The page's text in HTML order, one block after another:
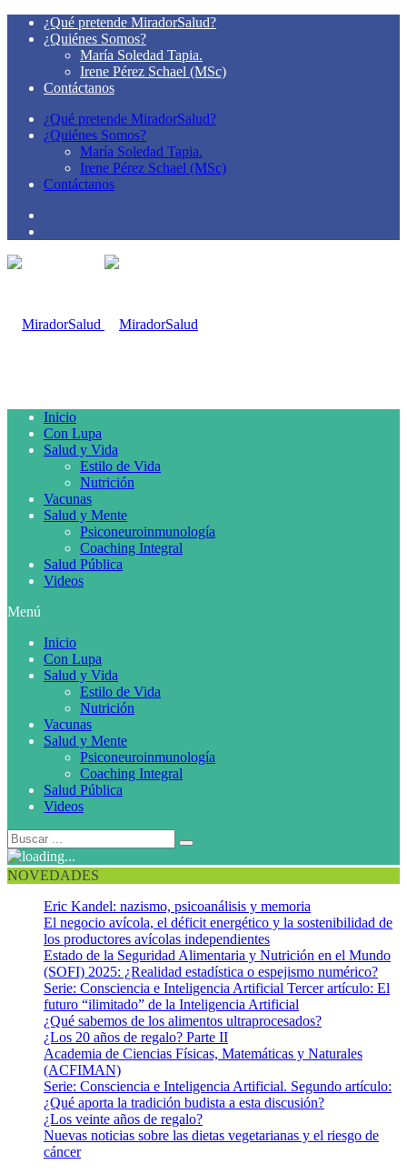
¿Qué pretende MiradorSalud?
¿Quiénes Somos?
María Soledad Tapia.
Irene Pérez Schael (MSc)
Contáctanos
¿Qué pretende MiradorSalud?
¿Quiénes Somos?
María Soledad Tapia.
Irene Pérez Schael (MSc)
Contáctanos
Inicio
Con Lupa
Salud y Vida
Estilo de Vida
Nutrición
Vacunas
Salud y Mente
Psiconeuroinmunología
Coaching Integral
Salud Pública
Videos
Menú
Inicio
Con Lupa
Salud y Vida
Estilo de Vida
Nutrición
Vacunas
Salud y Mente
Psiconeuroinmunología
Coaching Integral
Salud Pública
Videos
NOVEDADES
Eric Kandel: nazismo, psicoanálisis y memoria
El negocio avícola, el déficit energético y la sostenibilidad de
los productores avícolas independientes
Estado de la Seguridad Alimentaria y Nutrición en el Mundo
(SOFI) 2025: ¿Realidad estadística o espejismo numérico?
Serie: Consciencia e Inteligencia Artificial Tercer artículo: El
futuro “ilimitado” de la Inteligencia Artificial
¿Qué sabemos de los alimentos ultraprocesados?
¿Los 20 años de regalo? Parte II
Academia de Ciencias Físicas, Matemáticas y Naturales
(ACFIMAN)
Serie: Consciencia e Inteligencia Artificial. Segundo artículo:
¿Qué aporta la tradición budista a esta discusión?
¿Los veinte años de regalo?
Nuevas noticias sobre las dietas vegetarianas y el riesgo de
cáncer